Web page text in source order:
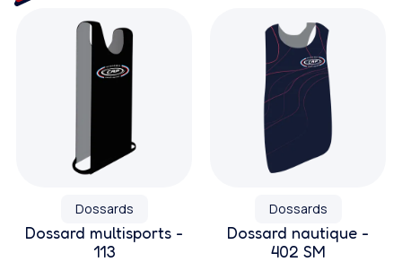
Dossards
Dossard multisports -
113
Dossards
Dossard nautique -
402 SM